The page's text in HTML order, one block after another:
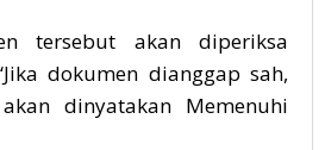
tersebut akan diperiksa
dokumen dianggap sah,
dinyatakan Memenuhi